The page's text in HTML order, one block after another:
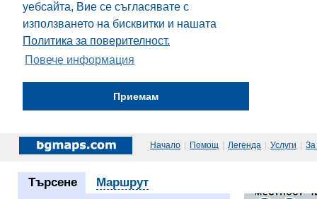
уебсайта, Вие се съгласявате с
използването на бисквитки и нашата
Политика за поверителност.
Повече информация
Приемам
Начало | Помощ | Легенда | Услуги | За
Търсене Маршрут